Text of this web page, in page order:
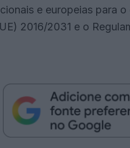
e europeias para
2016/2031 e o